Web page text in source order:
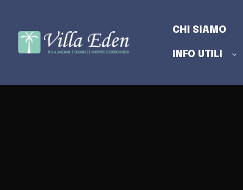
CHI SIAMO
INFO UTILI